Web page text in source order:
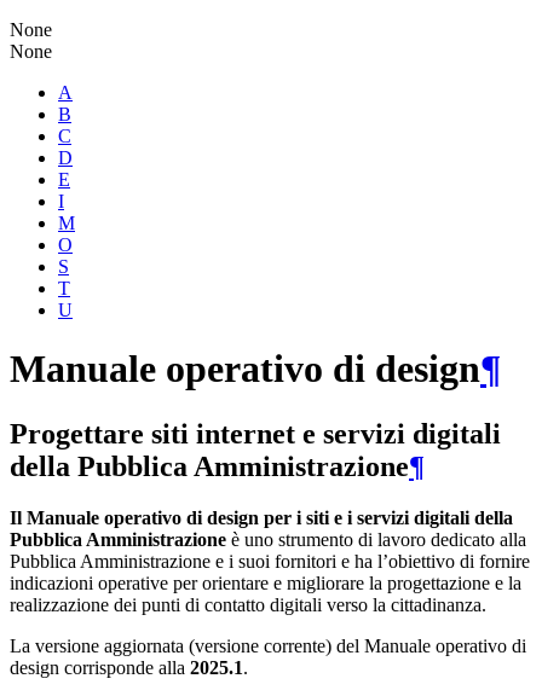
None
None
A
B
C
D
E
I
M
O
S
T
U
Manuale operativo di design¶
Progettare siti internet e servizi digitali
della Pubblica Amministrazione¶
Il Manuale operativo di design per i siti e i servizi digitali della
Pubblica Amministrazione è uno strumento di lavoro dedicato alla
Pubblica Amministrazione e i suoi fornitori e ha l’obiettivo di fornire
indicazioni operative per orientare e migliorare la progettazione e la
realizzazione dei punti di contatto digitali verso la cittadinanza.
La versione aggiornata (versione corrente) del Manuale operativo di
design corrisponde alla 2025.1.